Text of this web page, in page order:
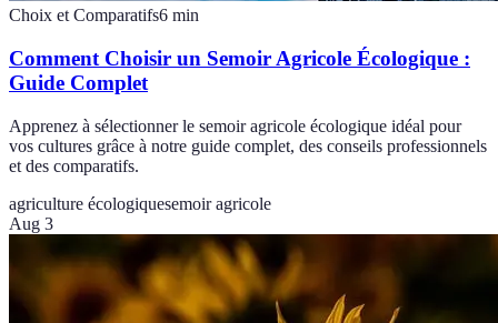
Choix et Comparatifs6 min
Comment Choisir un Semoir Agricole Écologique :
Guide Complet
Apprenez à sélectionner le semoir agricole écologique idéal pour
vos cultures grâce à notre guide complet, des conseils professionnels
et des comparatifs.
agriculture écologiquesemoir agricole
Aug 3